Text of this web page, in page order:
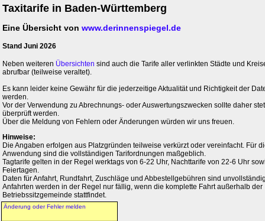
Taxitarife in Baden-Württemberg
Eine Übersicht von www.derinnenspiegel.de
Stand Juni 2026
Neben weiteren Übersichten sind auch die Tarife aller verlinkten Städte und
abrufbar (teilweise veraltet).
Es kann leider keine Gewähr für die jederzeitige Aktualität und Richtigkeit der
werden.
Vor der Verwendung zu Abrechnungs- oder Auswertungszwecken sollte daher
überprüft werden.
Über die Meldung von Fehlern oder Änderungen würden wir uns freuen.
Hinweise:
Die Angaben erfolgen aus Platzgründen teilweise verkürzt oder vereinfacht. Für
Anwendung sind die vollständigen Tarifordnungen maßgeblich.
Tagtarife gelten in der Regel werktags von 6-22 Uhr, Nachttarife von 22-6 Uhr
Feiertagen.
Daten für Anfahrt, Rundfahrt, Zuschläge und Abbestellgebühren sind
Anfahrten werden in der Regel nur fällig, wenn die komplette Fahrt außerhalb der
Betriebssitzgemeinde stattfindet.
Änderung oder Fehler melden